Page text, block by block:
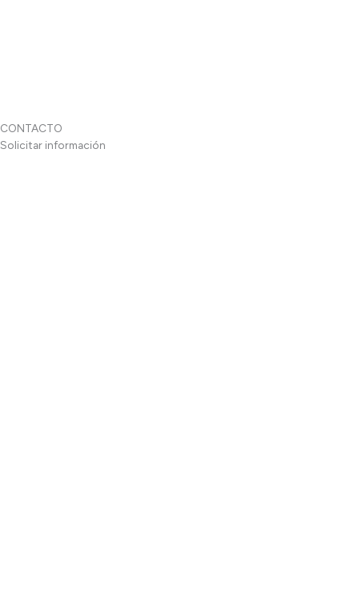
CONTACTO
Solicitar información